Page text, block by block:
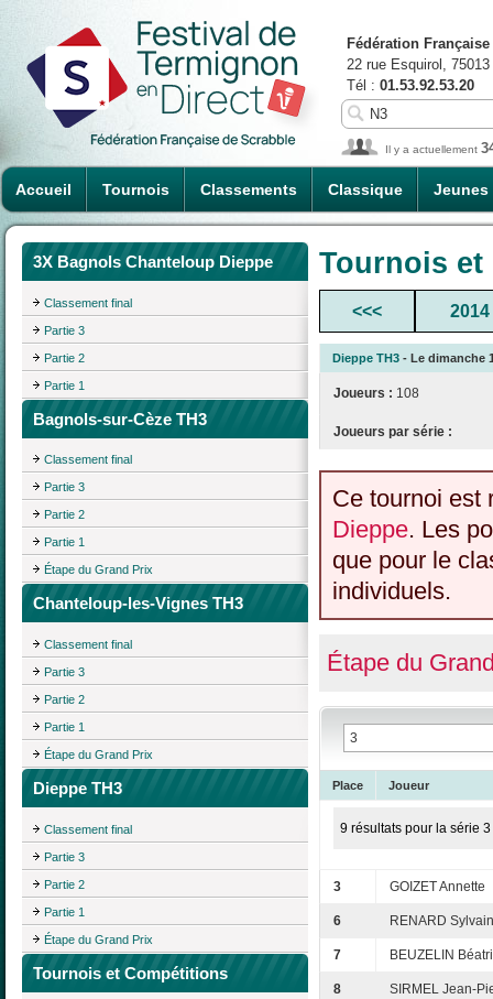
Accueil Tournois Classements Classique Jeunes
Fédération
22 rue Esquirol,
Tél : 01.53.92.53.20
Il y a actuellement
3X Bagnols Chanteloup Dieppe
Classement final
Partie 3
Partie 2
Partie 1
Bagnols-sur-Cèze TH3
Classement final
Partie 3
Partie 2
Partie 1
Étape du Grand Prix
Chanteloup-les-Vignes TH3
Classement final
Partie 3
Partie 2
Partie 1
Étape du Grand Prix
Dieppe TH3
Classement final
Partie 3
Partie 2
Partie 1
Étape du Grand Prix
Tournois et Compétitions
Tournois
<<< 2014
Dieppe TH3 - Le dimanche
Joueurs : 108
Joueurs par série :
Ce tournoi est
Dieppe. Les
que pour le
individuels.
Étape du
Place Joueur
9 résultats pour la série 3
3 GOIZET Annette
6 RENARD Sylvain
7 BEUZELIN
8 SIRMEL Jean-